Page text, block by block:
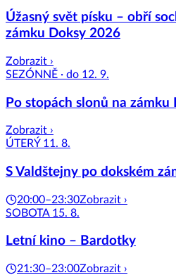
Úžasný svět písku – obří
zámku Doksy 2026
Zobrazit ›
SEZÓNNĚ · do 12. 9.
Po stopách slonů na zámku
Zobrazit ›
ÚTERÝ 11. 8.
S Valdštejny po dokském
20:00–23:30Zobrazit ›
SOBOTA 15. 8.
Letní kino – Bardotky
21:30–23:00Zobrazit ›